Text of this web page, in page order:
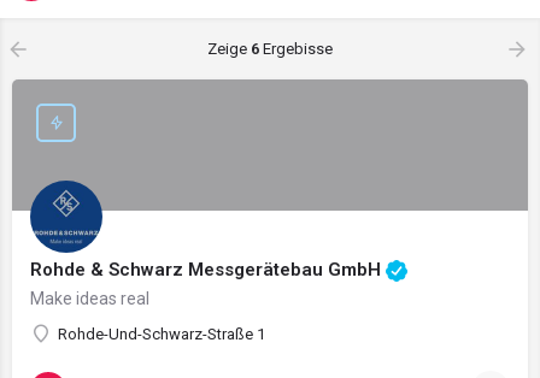
Zeige 6 Ergebisse
Rohde & Schwarz Messgerätebau GmbH
Make ideas real
Rohde-Und-Schwarz-Straße 1